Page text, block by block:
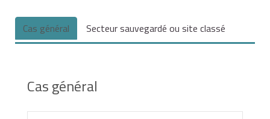
Cas général Secteur sauvegardé ou site classé
Cas général